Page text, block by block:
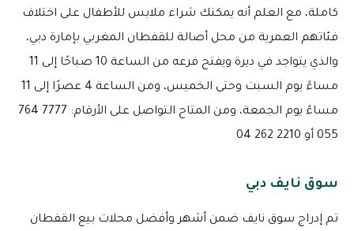
كاملة، مع العلم أنه يمكنك شراء ملابس للأطفال على اختلاف
فئاتهم العمرية من محل أصالة للقفطان المغربي بإمارة دبي،
والذي يتواجد في ديرة ويفتح فرعه من الساعة 10 صباحًا إلى 11
مساءً يوم السبت وحتى الخميس، ومن الساعة 4 عصرًا إلى 11
مساءً يوم الجمعة، ومن المتاح التواصل على الأرقام: 7777 764
055 أو 2210 262 04
سوق نايف دبي
تم إدراج سوق نايف ضمن أشهر وأفضل محلات بيع القفطان